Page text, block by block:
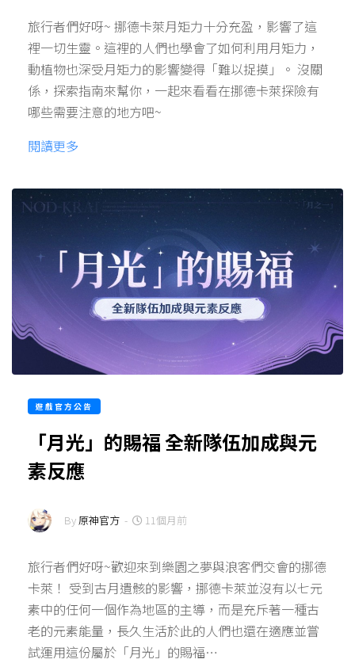
旅行者們好呀~ 挪德卡萊月矩力十分充盈，影響了這
裡一切生靈。這裡的人們也學會了如何利用月矩力，
動植物也深受月矩力的影響變得「難以捉摸」。 沒關
係，探索指南來幫你，一起來看看在挪德卡萊探險有
哪些需要注意的地方吧~
閱讀更多
遊戲官方公告
「月光」的賜福 全新隊伍加成與元
素反應
By原神官方 - 11個月前
旅行者們好呀~歡迎來到樂園之夢與浪客們交會的挪德
卡萊！ 受到古月遺骸的影響，挪德卡萊並沒有以七元
素中的任何一個作為地區的主導，而是充斥著一種古
老的元素能量，長久生活於此的人們也還在適應並嘗
試運用這份屬於「月光」的賜福…